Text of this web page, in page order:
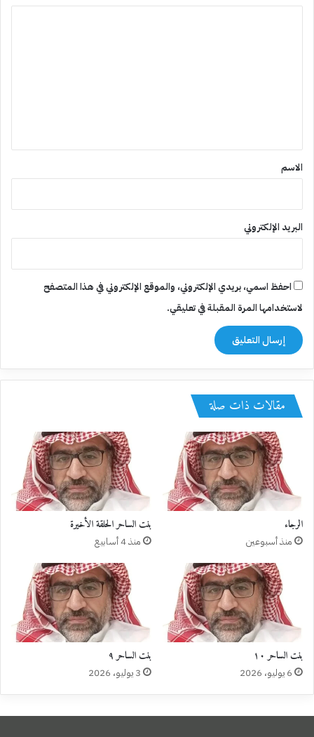
*
الاسم
البريد الإلكتروني
احفظ اسمي، بريدي الإلكتروني، والموقع الإلكتروني في هذا المتصفح
لاستخدامها المرة المقبلة في تعليقي.
مقالات ذات صلة
الرجاء
منذ أسبوعين
بنت الساحر الحلقة الأخيرة
منذ 4 أسابيع
بنت الساحر ١٠
6 يوليو، 2026
بنت الساحر ٩
3 يوليو، 2026